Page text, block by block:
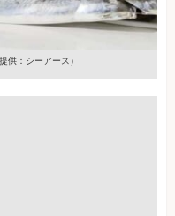
提供：シーアース）